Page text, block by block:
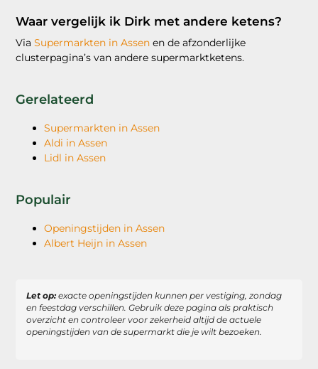
Waar vergelijk ik Dirk met andere ketens?
ViaSupermarkten in Assen en de afzonderlijke
clusterpagina’s van andere supermarktketens.
Gerelateerd
Supermarkten in Assen
Aldi in Assen
Lidl in Assen
Populair
Openingstijden in Assen
Albert Heijn in Assen
Let op: exacte openingstijden kunnen per vestiging, zondag
en feestdag verschillen. Gebruik deze pagina als praktisch
overzicht en controleer voor zekerheid altijd de actuele
openingstijden van de supermarkt die je wilt bezoeken.